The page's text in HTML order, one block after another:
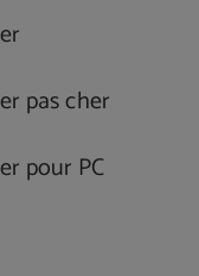
pas cher
pour PC